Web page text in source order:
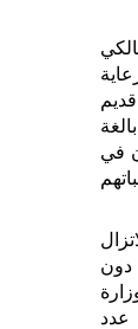
الرعاية
في
دون
عدد